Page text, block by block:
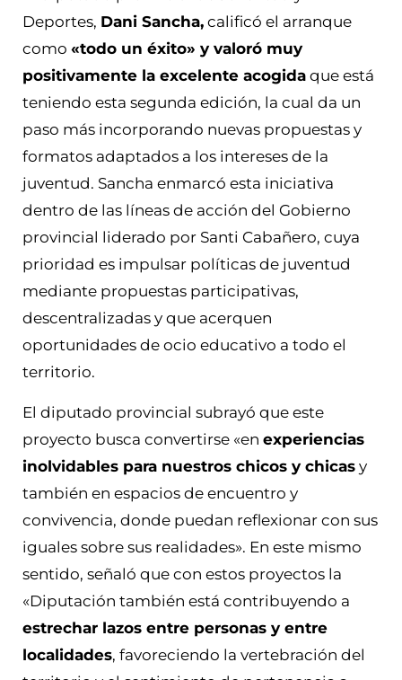
Deportes, Dani Sancha, calificó el arranque
como «todo un éxito» y valoró muy
positivamente la excelente acogida que está
teniendo esta segunda edición, la cual da un
paso más incorporando nuevas propuestas y
formatos adaptados a los intereses de la
juventud. Sancha enmarcó esta iniciativa
dentro de las líneas de acción del Gobierno
provincial liderado por Santi Cabañero, cuya
prioridad es impulsar políticas de juventud
mediante propuestas participativas,
descentralizadas y que acerquen
oportunidades de ocio educativo a todo el
territorio.
El diputado provincial subrayó que este
proyecto busca convertirse «en experiencias
inolvidables para nuestros chicos y chicas y
también en espacios de encuentro y
convivencia, donde puedan reflexionar con sus
iguales sobre sus realidades». En este mismo
sentido, señaló que con estos proyectos la
«Diputación también está contribuyendo a
estrechar lazos entre personas y entre
localidades, favoreciendo la vertebración del